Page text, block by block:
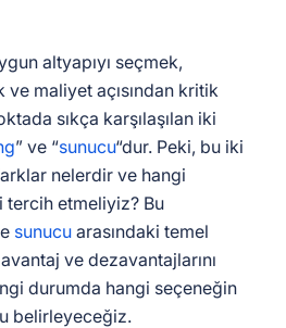
altyapıyı seçmek,
maliyet açısından kritik
sıkça karşılaşılan iki
” ve “sunucu“dur. Peki, bu iki
nelerdir ve hangi
etmeliyiz? Bu
sunucu arasındaki temel
ve dezavantajlarını
durumda hangi seçeneğin
belirleyeceğiz.